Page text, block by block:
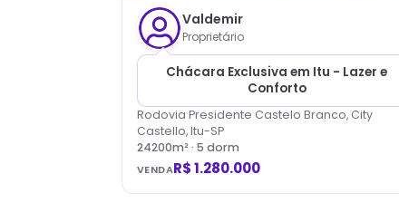
Valdemir
Proprietário
Chácara Exclusiva em Itu - Lazer e
Conforto
Rodovia Presidente Castelo Branco, City
Castello, Itu-SP
24200m² · 5 dorm
VENDAR$ 1.280.000